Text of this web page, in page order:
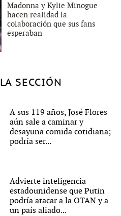
Madonna y Kylie Minogue
hacen realidad la
colaboración que sus fans
esperaban
SECCIÓN
A sus 119 años, José Flores
aún sale a caminar y
desayuna comida cotidiana;
podría ser...
Advierte inteligencia
estadounidense que Putin
podría atacar a la OTAN y a
un país aliado...